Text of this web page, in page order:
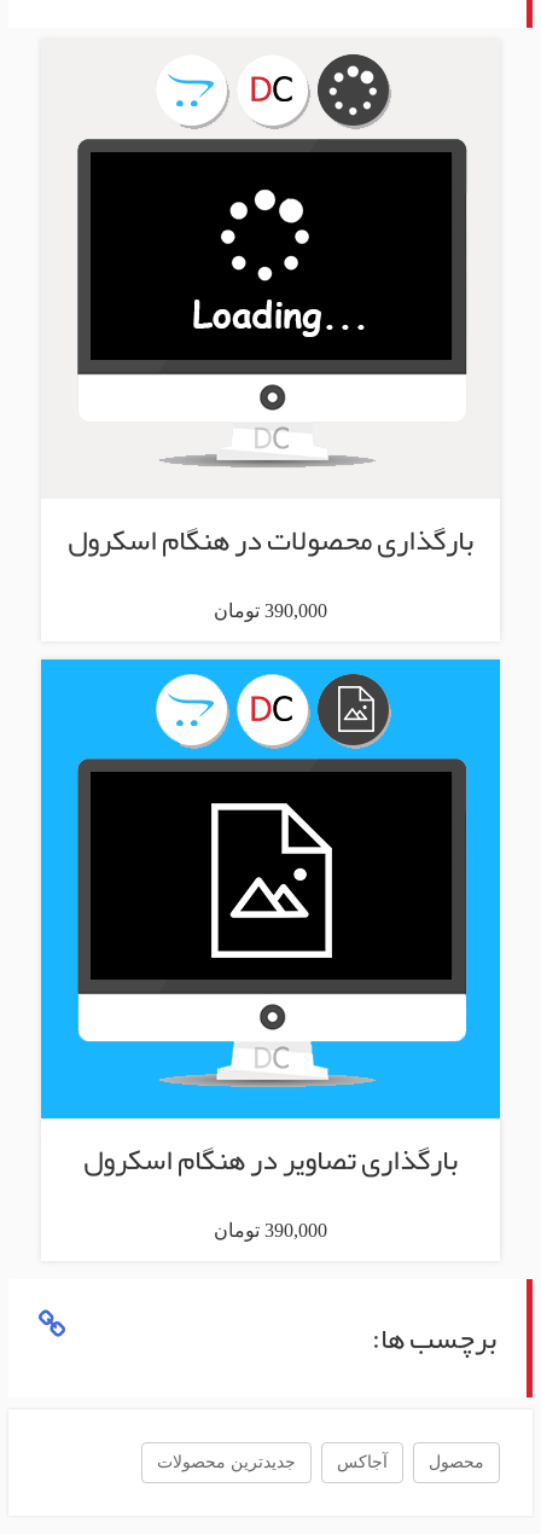
بارگذاری محصولات در هنگام اسکرول
390,000 تومان
بارگذاری تصاویر در هنگام اسکرول
390,000 تومان
برچسب ها:
محصول آجاکس جدیدترین محصولات